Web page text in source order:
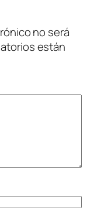
no será
están